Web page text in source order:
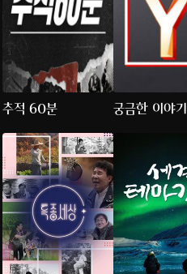
추적 60분 궁금한 이야기